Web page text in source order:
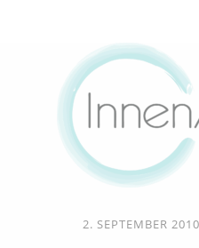
2. SEPTEMBER 2010